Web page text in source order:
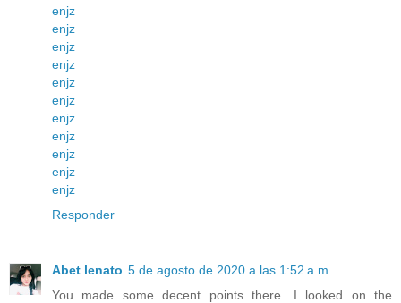
enjz
enjz
enjz
enjz
enjz
enjz
enjz
enjz
enjz
enjz
enjz
Responder
Abet lenato 5 de agosto de 2020 a las 1:52 a.m.
You made some decent points there. I looked on the